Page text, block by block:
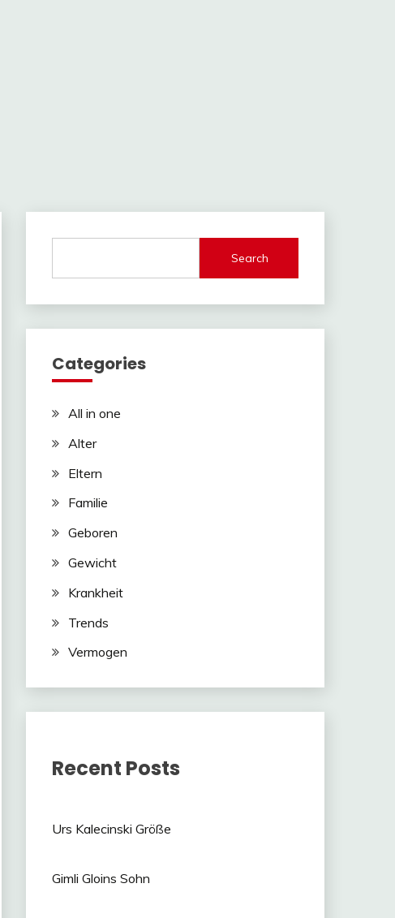
Search
Categories
All in one
Alter
Eltern
Familie
Geboren
Gewicht
Krankheit
Trends
Vermogen
Recent Posts
Urs Kalecinski Größe
Gimli Gloins Sohn